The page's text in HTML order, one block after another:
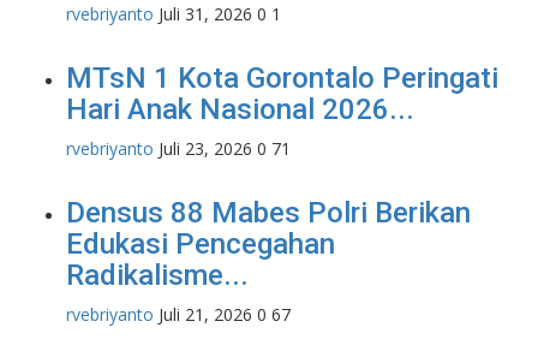
rvebriyanto Juli 31, 2026 0 1
MTsN 1 Kota Gorontalo Peringati
Hari Anak Nasional 2026...
rvebriyanto Juli 23, 2026 0 71
Densus 88 Mabes Polri Berikan
Edukasi Pencegahan
Radikalisme...
rvebriyanto Juli 21, 2026 0 67